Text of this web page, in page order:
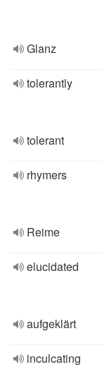
Glanz
tolerantly
tolerant
rhymers
Reime
elucidated
aufgeklärt
inculcating